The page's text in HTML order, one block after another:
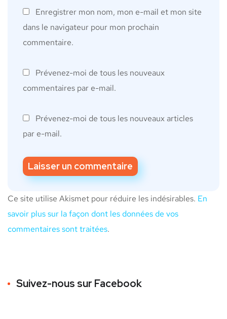
Enregistrer mon nom, mon e-mail et mon site
dans le navigateur pour mon prochain
commentaire.
Prévenez-moi de tous les nouveaux
commentaires par e-mail.
Prévenez-moi de tous les nouveaux articles
par e-mail.
Ce site utilise Akismet pour réduire les indésirables. En
savoir plus sur la façon dont les données de vos
commentaires sont traitées.
Suivez-nous sur Facebook